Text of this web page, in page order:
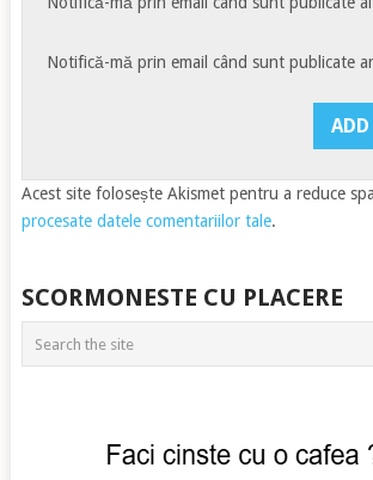
Notifică-mă prin email când sunt publicate
Acest site folosește Akismet pentru a reduce
procesate datele comentariilor tale.
SCORMONESTE CU PLACERE